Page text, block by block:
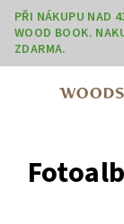
Přejít
obsah
PŘI NÁKUPU NAD
WOOD BOOK.
ZDARMA.